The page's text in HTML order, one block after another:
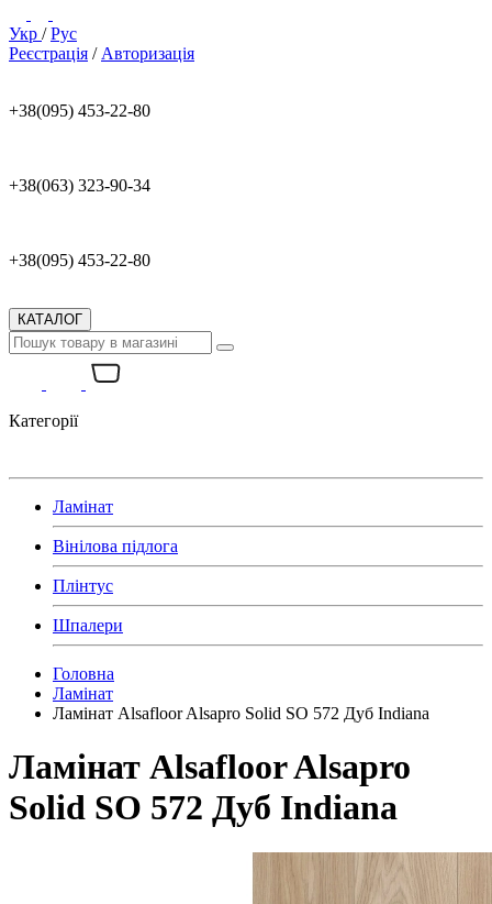
Укр /Рус
Реєстрація / Авторизація
+38(095) 453-22-80
+38(063) 323-90-34
+38(095) 453-22-80
КАТАЛОГ
Категорії
Ламінат
Вінілова підлога
Плінтус
Шпалери
Головна
Ламінат
Ламінат Alsafloor Alsapro Solid SO 572 Дуб Indiana
Ламінат Alsafloor Alsapro
Solid SO 572 Дуб Indiana